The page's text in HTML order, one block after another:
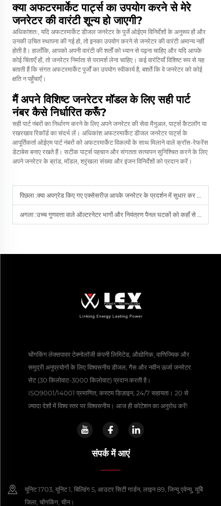
क्या अफटरमार्केट पार्ट्स का उपयोग करने से मेरे
जनरेटर की वारंटी शून्य हो जाएगी?
अधिकांशतः, यदि अफटरमार्केट डीजल जनरेटर के पुर्जे ओईएम विनिर्देशों के अनुरूप हों और
उनकी उचित स्थापना की गई हो, तो इनका उपयोग करने से जनरेटर की वारंटी अमान्य नहीं
होती है। हालाँकि, आपको अपनी वारंटी की शर्तों को ध्यान से पढ़ना चाहिए और यदि आपके
कोई चिंताएँ हों, तो जनरेटर निर्माता से परामर्श लेना चाहिए। कई वारंटियाँ विशिष्ट रूप से यह
बताती हैं कि संगत अफटरमार्केट पुर्जों का उपयोग स्वीकार्य है, बशर्ते कि वे जनरेटर को कोई
क्षति न पहुँचाएँ।
मैं अपने विशिष्ट जनरेटर मॉडल के लिए सही पार्ट
नंबर कैसे निर्धारित करूँ?
सही पार्ट नंबरों का निर्धारण करने के लिए अपने जनरेटर की सेवा मैनुअल, पार्ट्स कैटलॉग या
रखरखाव रिकॉर्ड का संदर्भ लें। अधिकांश अफटरमार्केट डीजल जनरेटर पार्ट्स के
आपूर्तिकर्ता ओईएम पार्ट नंबरों को अफटरमार्केट विकल्पों के साथ मिलाने वाले क्रॉस-रेफरेंस
डेटाबेस बनाए रखते हैं। सटीक पार्ट्स पहचान और संगतता सत्यापन सुनिश्चित करने के लिए
अपने जनरेटर के ब्रांड, मॉडल, श्रृंखला संख्या और इंजन विनिर्देशों को प्रदान करें।
पिछला :क्या अपग्रेड किए गए एक्सेसरीज़ आपके जनरेटर के प्रदर्शन में सुधार कर सकते हैं?
अगला :उच्च गुणवत्ता वाले ऑल्टरनेटर भागों और नियंत्रण पैनल घटकों को कहाँ से प्राप्त करें?
चोंगकिंग लेक्सपावर टेक्नोलॉजी कंपनी लिमिटेड, औद्योगिक, वाणिज्यिक और
समुद्री अनुप्रयोगों के लिए विश्वसनीय डीजल, गैस और नवीन ऊर्जा जनरेटर
सेट (30 किलोवाट-3000 किलोवाट) प्रदान करती है।
ISO9001/14001 प्रमाणित, कस्टम डिज़ाइन, 24/7 सहायता। 20 से
ज़्यादा देशों में विश्व स्तर पर विश्वसनीय। आज ही कोटेशन का अनुरोध करें!
संपर्क में आएं
यूनिट 1703, यूनिट 1, बिल्डिंग 5, आउटर सिटी गार्डन, लाइन 89, जिन्यू एवेन्यू, यूबेि
जिला, चोंगकिंग, चीन।